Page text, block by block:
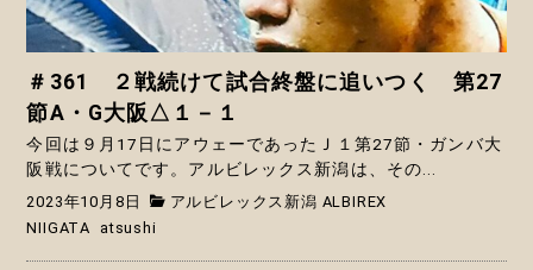
＃361 ２戦続けて試合終盤に追いつく 第27
節A・G大阪△１－１
今回は９月17日にアウェーであったＪ１第27節・ガンバ大
阪戦についてです。アルビレックス新潟は、その...
2023年10月8日
アルビレックス新潟 ALBIREX
NIIGATA
atsushi